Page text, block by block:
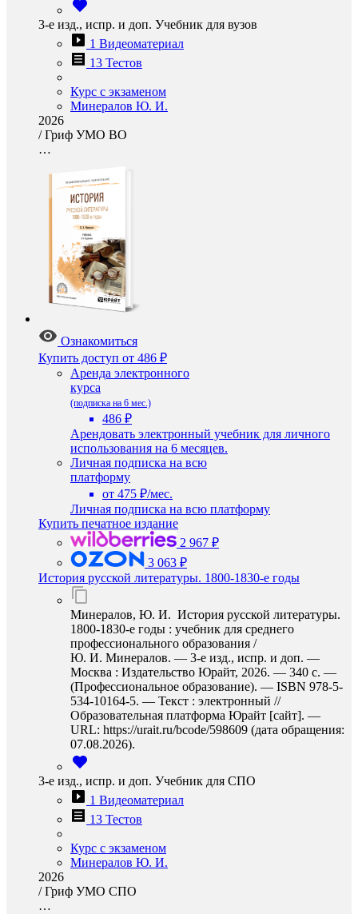
3-е изд., испр. и доп. Учебник для вузов
1 Видеоматериал
13 Тестов
Курс с экзаменом
Минералов Ю. И.
2026
/Гриф УМО ВО
…
Ознакомиться
Купить доступ от 486 ₽
Аренда электронного
курса
(подписка на 6 мес.)
486 ₽
Арендовать электронный учебник для личного
использования на 6 месяцев.
Личная подписка на всю
платформу
от 475 ₽/мес.
Личная подписка на всю платформу
Купить печатное издание
2 967 ₽
3 063 ₽
История русской литературы. 1800-1830-е годы
Минералов, Ю. И. История русской литературы.
1800-1830-е годы : учебник для среднего
профессионального образования /
Ю. И. Минералов. — 3-е изд., испр. и доп. —
Москва : Издательство Юрайт, 2026. — 340 с. —
(Профессиональное образование). — ISBN 978-5-
534-10164-5. — Текст : электронный //
Образовательная платформа Юрайт [сайт]. —
URL: https://urait.ru/bcode/598609 (дата обращения:
07.08.2026).
3-е изд., испр. и доп. Учебник для СПО
1 Видеоматериал
13 Тестов
Курс с экзаменом
Минералов Ю. И.
2026
/Гриф УМО СПО
…